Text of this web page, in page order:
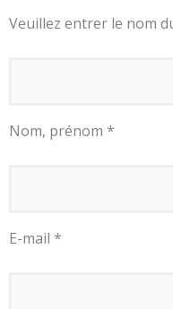
Veuillez entrer le nom
Nom, prénom *
E-mail *